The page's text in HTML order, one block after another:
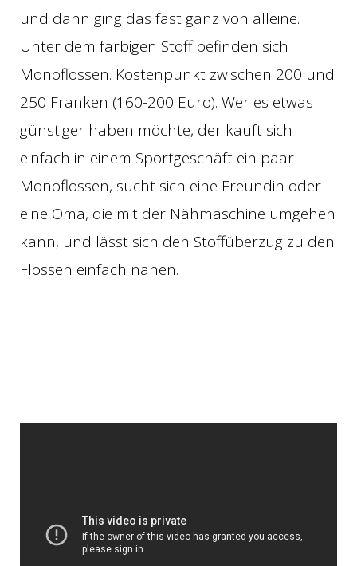
und dann ging das fast ganz von alleine.
Unter dem farbigen Stoff befinden sich
Monoflossen. Kostenpunkt zwischen 200 und
250 Franken (160-200 Euro). Wer es etwas
günstiger haben möchte, der kauft sich
einfach in einem Sportgeschäft ein paar
Monoflossen, sucht sich eine Freundin oder
eine Oma, die mit der Nähmaschine umgehen
kann, und lässt sich den Stoffüberzug zu den
Flossen einfach nähen.